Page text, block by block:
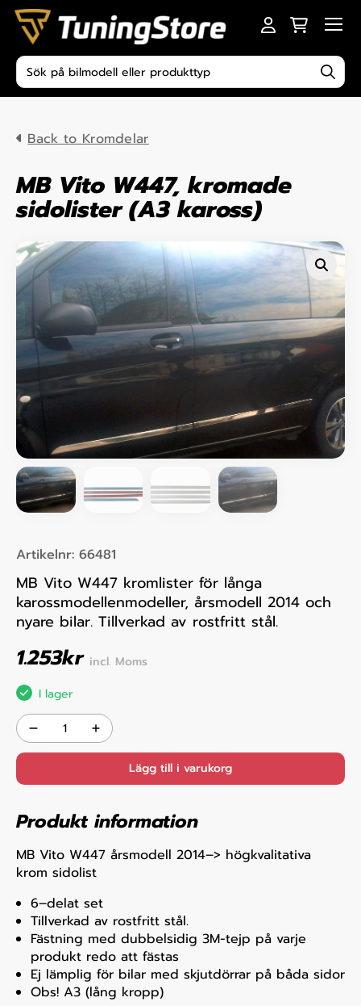
Skip to content
Produktsökning
Back to Kromdelar
MB Vito W447, kromade
sidolister (A3 kaross)
Artikelnr: 66481
MB Vito W447 kromlister för långa
karossmodellenmodeller, årsmodell 2014 och
nyare bilar. Tillverkad av rostfritt stål.
1.253kr incl. Moms
I lager
Lägg till i varukorg
Produkt information
MB Vito W447 årsmodell 2014–> högkvalitativa
krom sidolist
6–delat set
Tillverkad av rostfritt stål.
Fästning med dubbelsidig 3M-tejp på varje
produkt redo att fästas
Ej lämplig för bilar med skjutdörrar på båda sidor
Obs! A3 (lång kropp)